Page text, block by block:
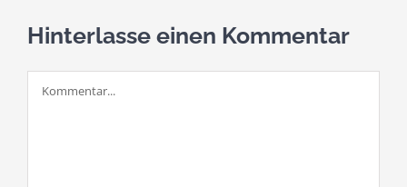
Hinterlasse einen Kommentar